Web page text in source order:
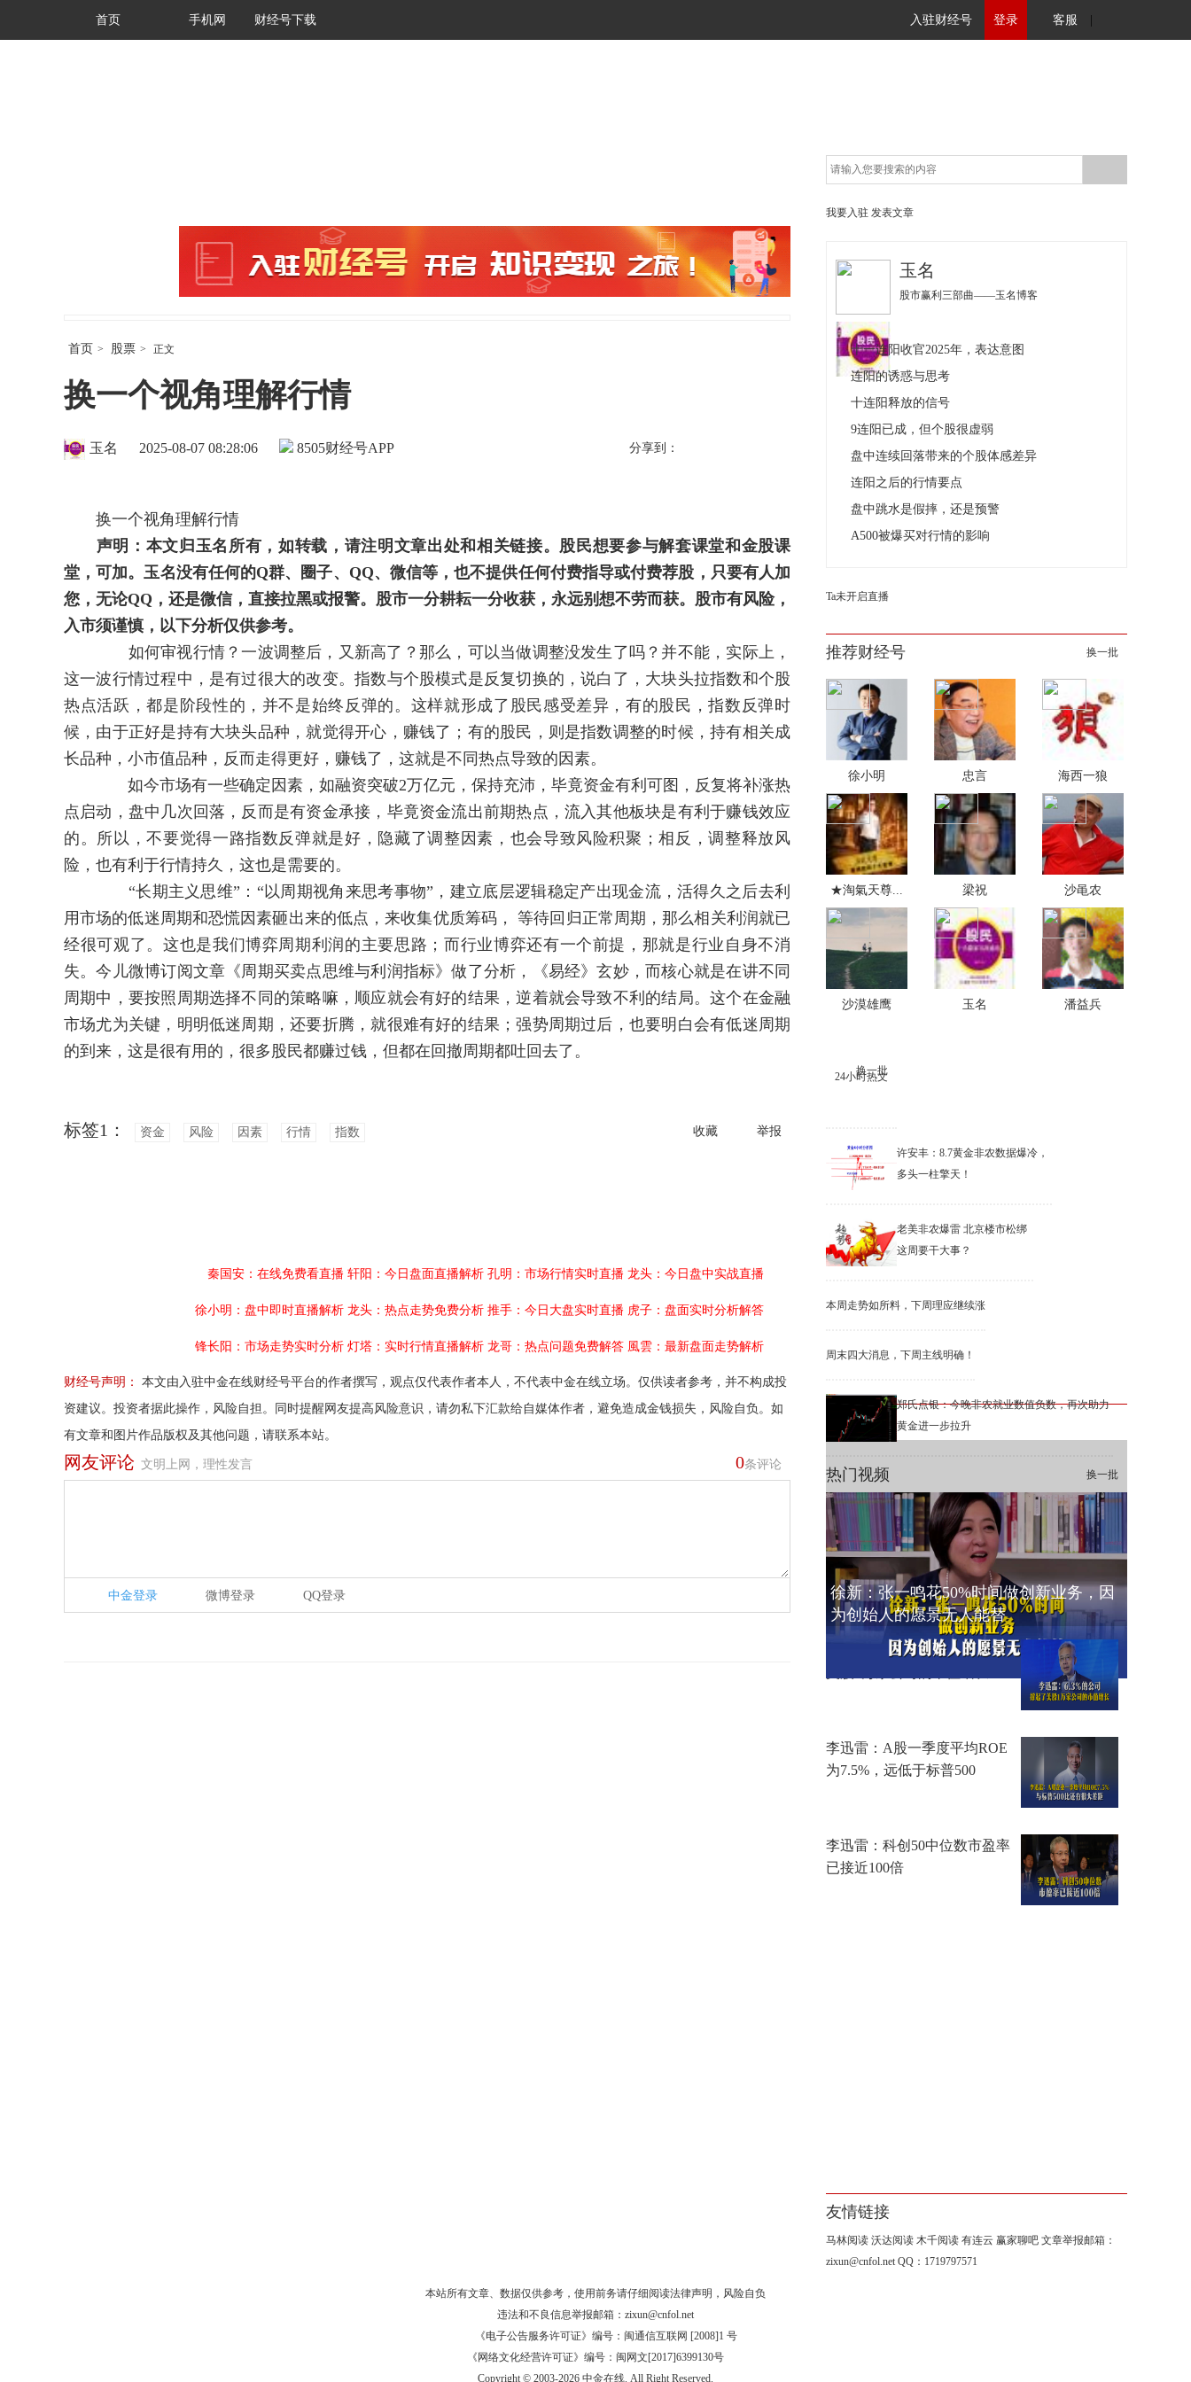
首页 手机网 财经号下载 入驻财经号 登录 客服
首页 > 股票 > 正文
换一个视角理解行情
财经号APP
玉名 2025-08-07 08:28:06 8505 分享到：
换一个视角理解行情
声明：本文归玉名所有，如转载，请注明文章出处和相关链接。股民想要参与解套课堂和金股课
堂，可加。玉名没有任何的Q群、圈子、QQ、微信等，也不提供任何付费指导或付费荐股，只要有人加
您，无论QQ，还是微信，直接拉黑或报警。股市一分耕耘一分收获，永远别想不劳而获。股市有风险，
入市须谨慎，以下分析仅供参考。
如何审视行情？一波调整后，又新高了？那么，可以当做调整没发生了吗？并不能，实际上，
这一波行情过程中，是有过很大的改变。指数与个股模式是反复切换的，说白了，大块头拉指数和个股
热点活跃，都是阶段性的，并不是始终反弹的。这样就形成了股民感受差异，有的股民，指数反弹时
候，由于正好是持有大块头品种，就觉得开心，赚钱了；有的股民，则是指数调整的时候，持有相关成
长品种，小市值品种，反而走得更好，赚钱了，这就是不同热点导致的因素。
如今市场有一些确定因素，如融资突破2万亿元，保持充沛，毕竟资金有利可图，反复将补涨热
点启动，盘中几次回落，反而是有资金承接，毕竟资金流出前期热点，流入其他板块是有利于赚钱效应
的。所以，不要觉得一路指数反弹就是好，隐藏了调整因素，也会导致风险积聚；相反，调整释放风
险，也有利于行情持久，这也是需要的。
“长期主义思维”：“以周期视角来思考事物”，建立底层逻辑稳定产出现金流，活得久之后去利
用市场的低迷周期和恐慌因素砸出来的低点，来收集优质筹码， 等待回归正常周期，那么相关利润就已
经很可观了。这也是我们博弈周期利润的主要思路；而行业博弈还有一个前提，那就是行业自身不消
失。今儿微博订阅文章《周期买卖点思维与利润指标》做了分析，《易经》玄妙，而核心就是在讲不同
周期中，要按照周期选择不同的策略嘛，顺应就会有好的结果，逆着就会导致不利的结局。这个在金融
市场尤为关键，明明低迷周期，还要折腾，就很难有好的结果；强势周期过后，也要明白会有低迷周期
的到来，这是很有用的，很多股民都赚过钱，但都在回撤周期都吐回去了。
收藏 举报
标签1： 资金 风险 因素 行情 指数
秦国安：在线免费看直播 轩阳：今日盘面直播解析 孔明：市场行情实时直播 龙头：今日盘中实战直播
徐小明：盘中即时直播解析 龙头：热点走势免费分析 推手：今日大盘实时直播 虎子：盘面实时分析解答
锋长阳：市场走势实时分析 灯塔：实时行情直播解析 龙哥：热点问题免费解答 風雲：最新盘面走势解析
财经号声明：
本文由入驻中金在线财经号平台的作者撰写，观点仅代表作者本人，不代表中金在线立场。仅供读者参考，并不构成投
资建议。投资者据此操作，风险自担。同时提醒网友提高风险意识，请勿私下汇款给自媒体作者，避免造成金钱损失，风险自负。如
有文章和图片作品版权及其他问题，请联系本站。
0条评论
网友评论 文明上网，理性发言
中金登录 微博登录 QQ登录
我要入驻 发表文章
玉名
股市赢利三部曲——玉名博客
十一连阳收官2025年，表达意图
连阳的诱惑与思考
十连阳释放的信号
9连阳已成，但个股很虚弱
盘中连续回落带来的个股体感差异
连阳之后的行情要点
盘中跳水是假摔，还是预警
A500被爆买对行情的影响
Ta未开启直播
推荐财经号 换一批
徐小明 忠言 海西一狼
★淘氣天尊... 梁祝 沙黾农
沙漠雄鹰 玉名 潘益兵
24小时热文
换一批
许安丰：8.7黄金非农数据爆冷，
多头一柱擎天！
老美非农爆雷 北京楼市松绑
这周要干大事？
本周走势如所料，下周理应继续涨
周末四大消息，下周主线明确！
郑氏点银：今晚非农就业数值负数，再次助力
黄金进一步拉升
热门视频 换一批
徐新：张一鸣花50%时间做创新业务，因
为创始人的愿景无人能替
李迅雷：6.3%的公司，撑起了
李迅雷：A股一季度平均ROE
为7.5%，远低于标普500
李迅雷：科创50中位数市盈率
已接近100倍
友情链接
马林阅读 沃达阅读 木千阅读 有连云 赢家聊吧 文章举报邮箱：
zixun@cnfol.net QQ：1719797571
本站所有文章、数据仅供参考，使用前务请仔细阅读法律声明 ，风险自负
违法和不良信息举报邮箱： zixun@cnfol.net
《电子公告服务许可证》编号：闽通信互联网 [2008]1 号
《网络文化经营许可证》编号：闽网文[2017]6399130号
Copyright © 2003-2026 中金在线. All Right Reserved.